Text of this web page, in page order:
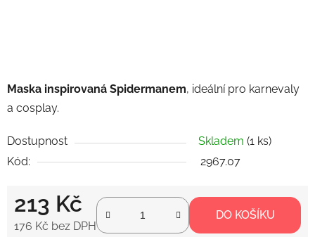
Maska inspirovaná Spidermanem, ideální pro karnevaly
a cosplay.
Dostupnost Skladem (1 ks)
Kód:
2967.07
213 Kč
176 Kč bez DPH
DO KOŠÍKU